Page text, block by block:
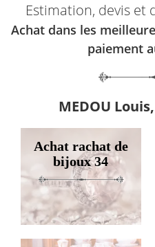
Estimation, devis et
Achat dans les
paiement
MEDOU
Achat rachat de
bijoux 34